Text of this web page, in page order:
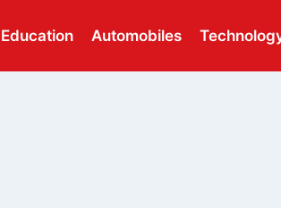
Education Automobiles